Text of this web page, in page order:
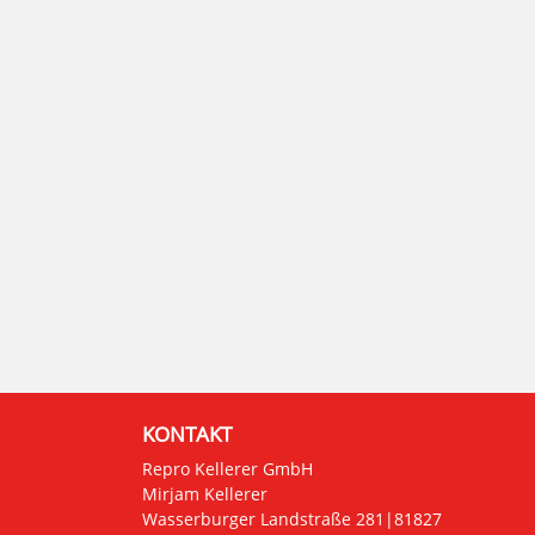
KONTAKT
Repro Kellerer GmbH
Mirjam Kellerer
Wasserburger Landstraße 281|81827